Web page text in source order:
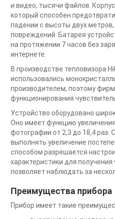
и видео, тысячи файлов.
который способен
падении с высоты двух
повреждений. Батарея
на протяжении 7 часов без
интернете.
В производстве тепловизора
использовались
производителем, поэтому
функционирования
Устройство оборудовано
Оно имеет функцию
фотографии от 2,3 до 18,4 раз.
выполнять увеличение
способом разрешается
характеристики для
позволяет наблюдать за
Преимущества прибора
Прибор имеет такие